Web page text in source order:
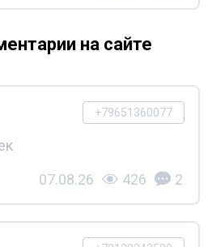
на сайте
+79651360077
07.08.26 426 2